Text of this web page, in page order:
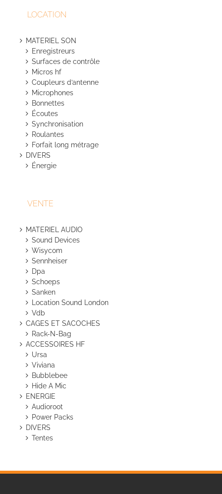
LOCATION
MATERIEL SON
Enregistreurs
Surfaces de contrôle
Micros hf
Coupleurs d’antenne
Microphones
Bonnettes
Écoutes
Synchronisation
Roulantes
Forfait long métrage
DIVERS
Énergie
VENTE
MATERIEL AUDIO
Sound Devices
Wisycom
Sennheiser
Dpa
Schoeps
Sanken
Location Sound London
Vdb
CAGES ET SACOCHES
Rack-N-Bag
ACCESSOIRES HF
Ursa
Viviana
Bubblebee
Hide A Mic
ENERGIE
Audioroot
Power Packs
DIVERS
Tentes